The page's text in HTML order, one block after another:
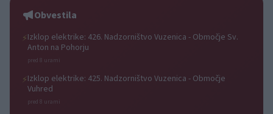
Obvestila
⚡Izklop elektrike: 426. Nadzorništvo Vuzenica - Območje Sv.
Anton na Pohorju
pred 8 urami
⚡Izklop elektrike: 425. Nadzorništvo Vuzenica - Območje
Vuhred
pred 8 urami